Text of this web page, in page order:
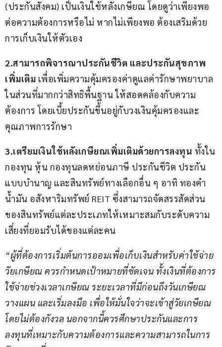
(ประกันสังคม) เป็นเงินใช้หลังเกษียณ โดยดูว่าเพียงพอ
ต่อความต้องการหรือไม่ หากไม่เพียงพอ ต้องเสริมด้วย
การเก็บเงินให้ตัวเอง
2.สามารถพิจารณาประกันชีวิต และประกันสุขภาพ
เพิ่มเติม เพื่อเพิ่มความคุ้มครองค่าดูแลค่ารักษาพยาบาล
ในส่วนที่มากกว่าสิทธิพื้นฐาน ให้สอดคล้องกับความ
ต้องการ โดยเบี้ยประกันขึ้นอยู่กับวงเงินคุ้มครองและ
คุณภาพการรักษา
3.เตรียมเงินใช้หลังเกษียณเพิ่มเติมด้วยการลงทุน ทั้งใน
กองทุน หุ้น กองทุนลดหย่อนภาษี ประกันชีวิต ประกัน
แบบบำนาญ และสินทรัพย์ทางเลือกอื่น ๆ อาทิ ทองคำ
น้ำมัน อสังหาริมทรัพย์ REIT ซึ่งสามารถจัดสรรสัดส่วน
ของสินทรัพย์แต่ละประเภทให้เหมาะสมกับระดับความ
เสี่ยงที่ยอมรับได้ของแต่ละคน
“ผู้ที่ต้องการเริ่มต้นการออมเพื่อเก็บเงินสำหรับค่าใช้จ่าย
วัยเกษียณ ควรกำหนดเป้าหมายที่ชัดเจน ทั้งเงินที่ต้องการ
ใช้จ่ายช่วงเวลาเกษียณ ระยะเวลาที่มีก่อนถึงวันเกษียณ
วางแผน และเริ่มลงมือ เพื่อให้มั่นใจว่าจะเข้าสู่วัยเกษียณ
โดยไม่ต้องกังวล นอกจากนี้ควรศึกษาประกันและการ
ลงทุนที่เหมาะกับความต้องการและความสามารถในการ